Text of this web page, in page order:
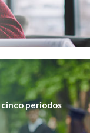
cinco periodos